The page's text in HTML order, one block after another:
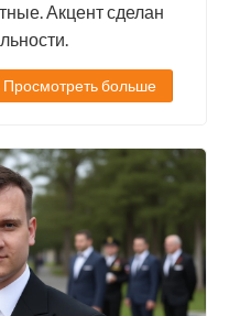
Акцент сделан
Просмотреть больше